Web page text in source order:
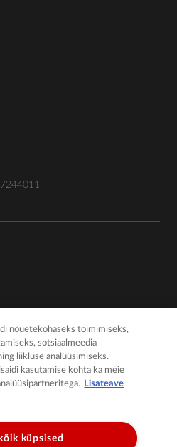
nõuetekohaseks toimimiseks,
sotsiaalmeedia
liikluse analüüsimiseks.
kasutamise kohta ka meie
Lisateave
küpsised